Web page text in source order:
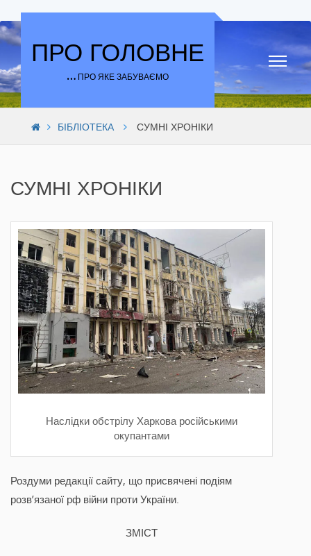
Skip to content
ПРО ГОЛОВНЕ
… ПРО ЯКЕ ЗАБУВАЄМО
БІБЛІОТЕКА СУМНІ ХРОНІКИ
СУМНІ ХРОНІКИ
Наслідки обстрілу Харкова російськими
окупантами
Роздуми редакції сайту, що присвячені подіям
розв’язаної рф війни проти України.
ЗМІСТ